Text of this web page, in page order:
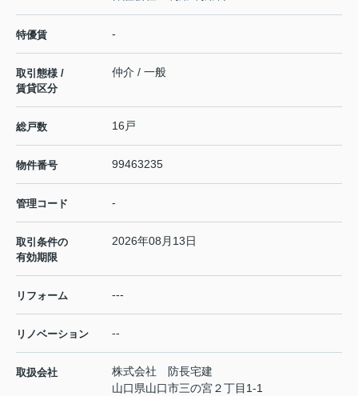
特優賃 -
取引態様 /
賃貸区分
仲介 / 一般
総戸数 16戸
物件番号 99463235
管理コード -
取引条件の
有効期限
2026年08月13日
リフォーム ---
リノベーション --
取扱会社
株式会社 防長宅建
山口県山口市三の宮２丁目1-1